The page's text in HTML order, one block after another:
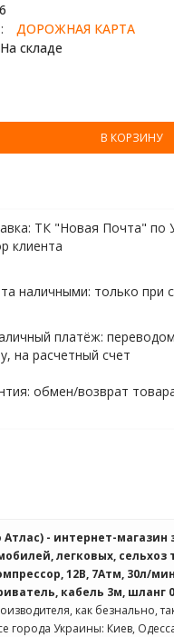
ДОРОЖНАЯ КАРТА
На складе
В КОРЗИНУ
ТК "Новая Почта" по
клиента
наличными: только при
платёж:
на расчетный счет
обмен/возврат
- интернет-магазин
легковых, сельхоз
12В, 7Атм, 30л/
кабель 3м, шланг
как безнально,
города Украины: Киев,